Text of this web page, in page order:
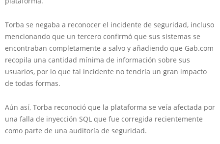
Torba se negaba a reconocer el incidente de seguridad, incluso
mencionando que un tercero confirmó que sus sistemas se
encontraban completamente a salvo y añadiendo que Gab.com
recopila una cantidad mínima de información sobre sus
usuarios, por lo que tal incidente no tendría un gran impacto
de todas formas.
Aún así, Torba reconoció que la plataforma se veía afectada por
una falla de inyección SQL que fue corregida recientemente
como parte de una auditoría de seguridad.